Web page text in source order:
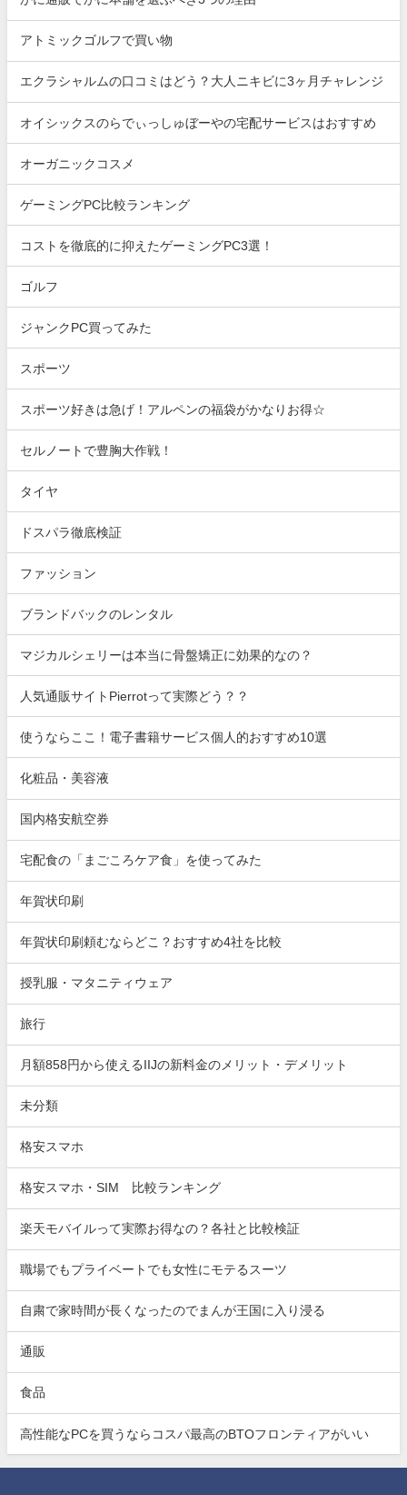
アトミックゴルフで買い物
エクラシャルムの口コミはどう？大人ニキビに3ヶ月チャレンジ
オイシックスのらでぃっしゅぼーやの宅配サービスはおすすめ
オーガニックコスメ
ゲーミングPC比較ランキング
コストを徹底的に抑えたゲーミングPC3選！
ゴルフ
ジャンクPC買ってみた
スポーツ
スポーツ好きは急げ！アルペンの福袋がかなりお得☆
セルノートで豊胸大作戦！
タイヤ
ドスパラ徹底検証
ファッション
ブランドバックのレンタル
マジカルシェリーは本当に骨盤矯正に効果的なの？
人気通販サイトPierrotって実際どう？？
使うならここ！電子書籍サービス個人的おすすめ10選
化粧品・美容液
国内格安航空券
宅配食の「まごころケア食」を使ってみた
年賀状印刷
年賀状印刷頼むならどこ？おすすめ4社を比較
授乳服・マタニティウェア
旅行
月額858円から使えるIIJの新料金のメリット・デメリット
未分類
格安スマホ
格安スマホ・SIM 比較ランキング
楽天モバイルって実際お得なの？各社と比較検証
職場でもプライベートでも女性にモテるスーツ
自粛で家時間が長くなったのでまんが王国に入り浸る
通販
食品
高性能なPCを買うならコスパ最高のBTOフロンティアがいい